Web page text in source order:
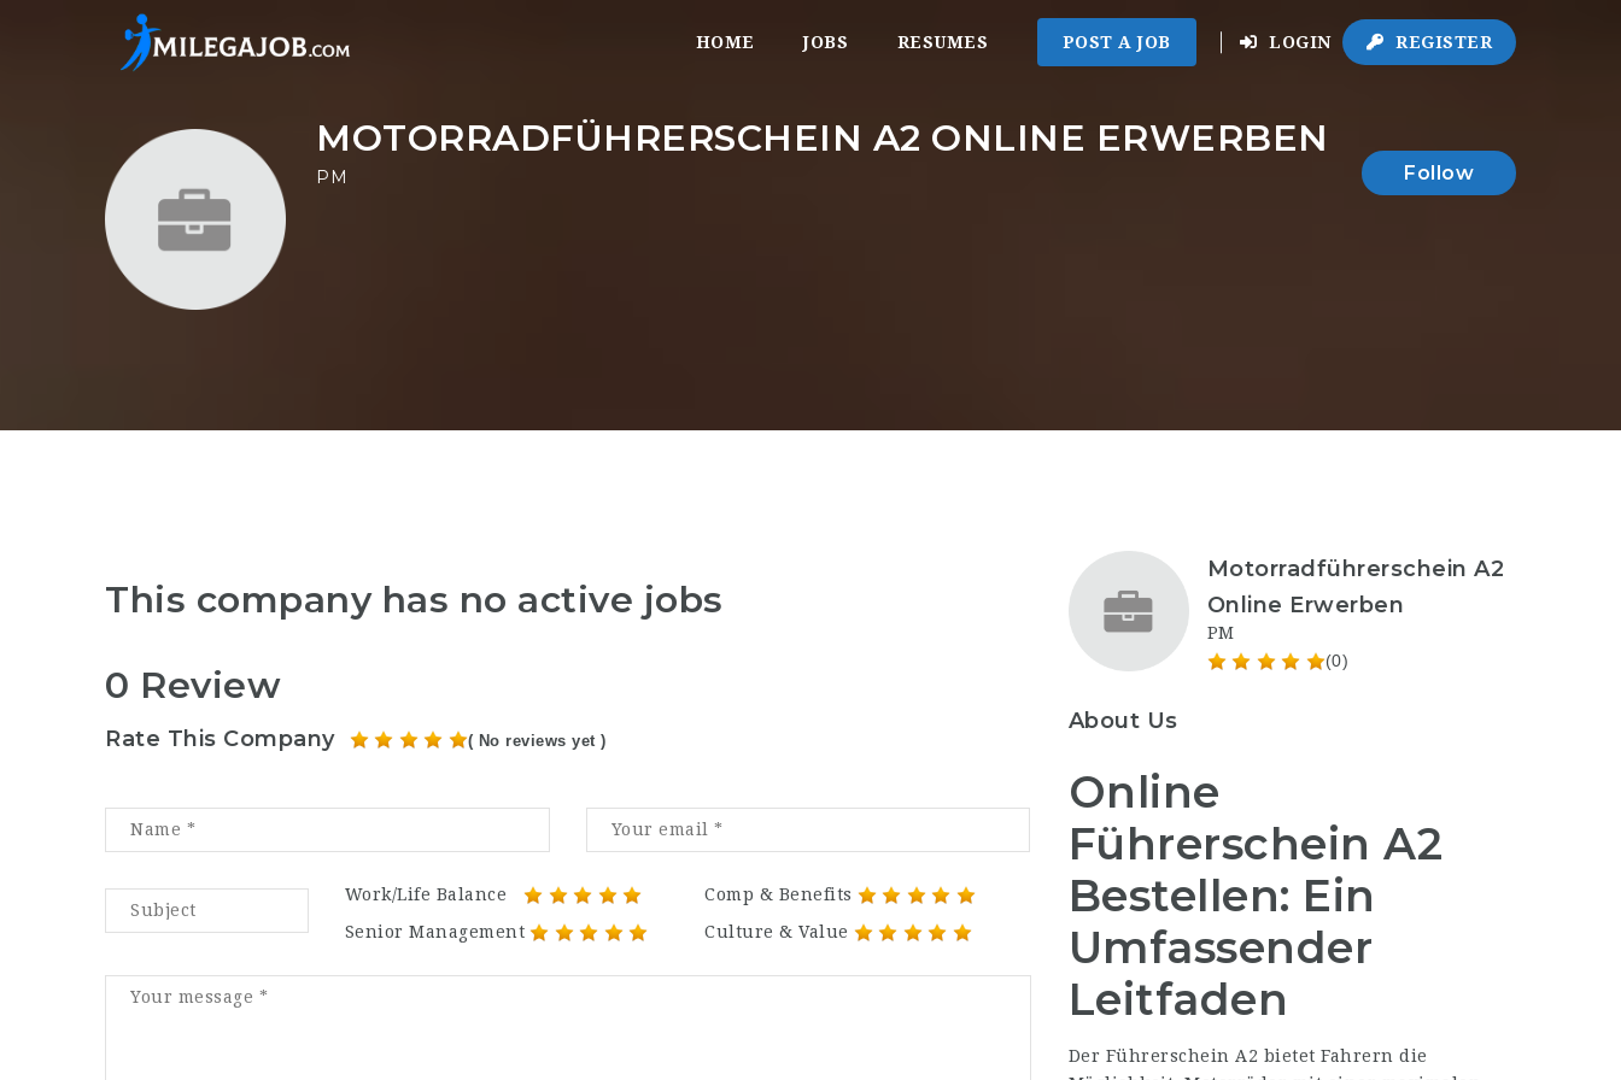
HOME JOBS RESUMES POST A JOB LOGIN REGISTER
MOTORRADFÜHRERSCHEIN A2 ONLINE ERWERBEN
PM Follow
This company has no active jobs
0 Review
Rate This Company ( No reviews yet )
Work/Life Balance
Comp & Benefits
Senior Management
Culture & Value
Motorradführerschein A2
Online Erwerben
PM
(0)
About Us
Online
Führerschein A2
Bestellen: Ein
Umfassender
Leitfaden
Der Führerschein A2 bietet Fahrern die